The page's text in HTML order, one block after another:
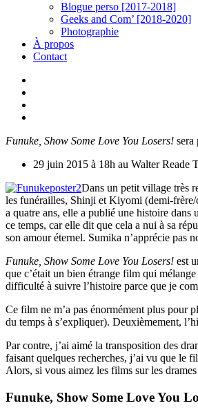
Blogue perso [2017-2018]
Geeks and Com’ [2018-2020]
Photographie
À propos
Contact
Funuke, Show Some Love You Losers! sera
29 juin 2015 à 18h au Walter Reade
Dans un petit village très
les funérailles, Shinji et Kiyomi (demi-
a quatre ans, elle a publié une histoire dans
ce temps, car elle dit que cela a nui à sa
son amour éternel. Sumika n’apprécie pas
Funuke, Show Some Love You Losers! est
que c’était un bien étrange film qui
difficulté à suivre l’histoire parce que je
Ce film ne m’a pas énormément plus pour
du temps à s’expliquer). Deuxièmement,
Par contre, j’ai aimé la transposition des
faisant quelques recherches, j’ai vu que le
Alors, si vous aimez les films sur les
Funuke, Show Some Love You